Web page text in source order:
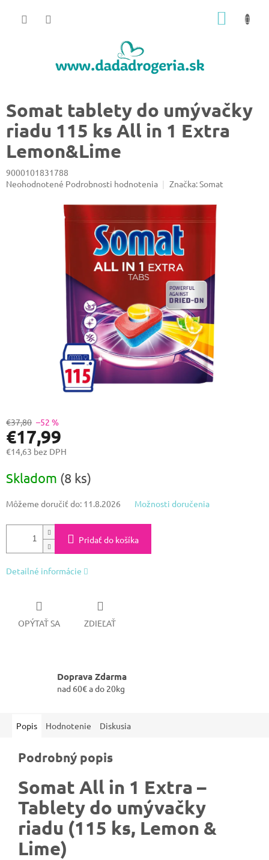
Somat tablety do umývačky
riadu 115 ks All in 1 Extra
Lemon&Lime
9000101831788
Priemerné
Neohodnotené Podrobnosti hodnotenia Značka:Somat
€37,80 –52 %
€17,99
€14,63 bez DPH
cena:
Skladom (8 ks)
Môžeme doručiť do: 11.8.2026 Možnosti doručenia
Pridať do košíka
Detailné informácie
OPÝTAŤ SA ZDIEĽAŤ
Doprava Zdarma
nad 60€ a do 20kg
Popis Hodnotenie Diskusia
Podrobný popis
Somat All in 1 Extra –
Tablety do umývačky
riadu (115 ks, Lemon &
Lime)